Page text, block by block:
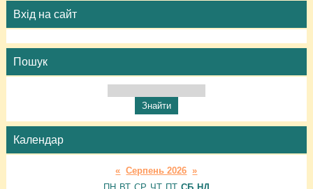
Вхід на сайт
Пошук
Календар
« Серпень 2026 »